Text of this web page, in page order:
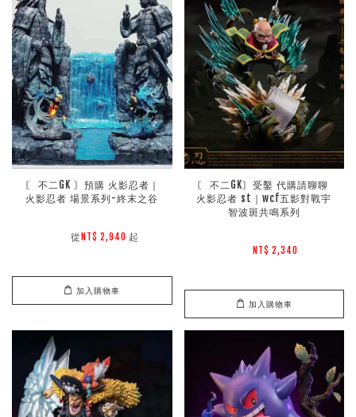
〘 不二GK 〙預購 火影忍者｜
火影忍者 場景系列-終末之谷
        從
NT$ 2,940 起
加入購物車
〘 不二GK〙受鑿 代購請聊聊
火影忍者 st｜wcf五影對戰宇
智波斑共鳴系列
NT$ 2,340
加入購物車